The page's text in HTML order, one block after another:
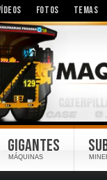
FOTOS TEMAS
GIGANTES
MÁQUINAS